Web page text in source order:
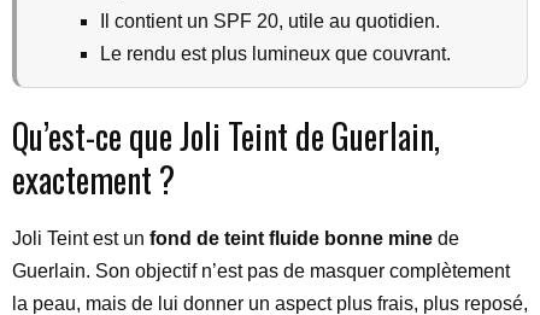
Il contient un SPF 20, utile au quotidien.
Le rendu est plus lumineux que couvrant.
Qu’est-ce que Joli Teint de Guerlain,
exactement ?
Joli Teint est un fond de teint fluide bonne mine de
Guerlain. Son objectif n’est pas de masquer complètement
la peau, mais de lui donner un aspect plus frais, plus reposé,